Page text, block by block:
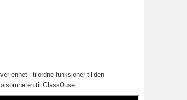
enhet - tilordne funksjoner til den
til GlassOuse